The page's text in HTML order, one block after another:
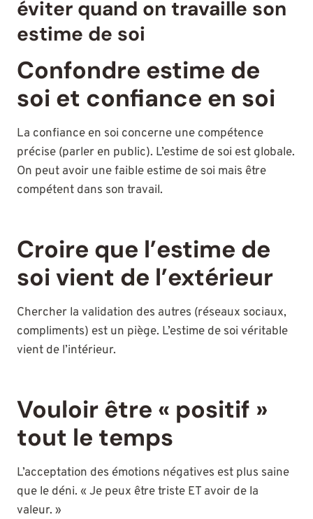
éviter quand on travaille son
estime de soi
Confondre estime de
soi et confiance en soi
La confiance en soi concerne une compétence
précise (parler en public). L’estime de soi est globale.
On peut avoir une faible estime de soi mais être
compétent dans son travail.
Croire que l’estime de
soi vient de l’extérieur
Chercher la validation des autres (réseaux sociaux,
compliments) est un piège. L’estime de soi véritable
vient de l’intérieur.
Vouloir être « positif »
tout le temps
L’acceptation des émotions négatives est plus saine
que le déni. « Je peux être triste ET avoir de la
valeur. »